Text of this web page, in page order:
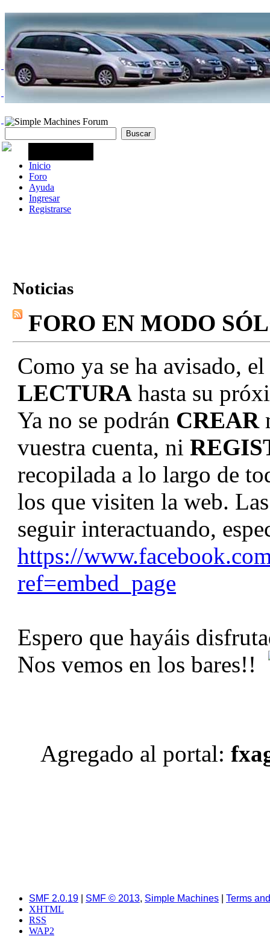
Inicio
Foro
Ayuda
Ingresar
Registrarse
Noticias
FORO EN MODO
Como ya se ha avisado,
LECTURA hasta su
Ya no se podrán CREAR
vuestra cuenta, ni
recopilada a lo largo de
los que visiten la web.
seguir interactuando,
https://
ref=embed_page
Espero que hayáis
Nos vemos en los bares!!
Agregado al portal:
SMF 2.0.19 SMF © 2013, Simple Machines
Terms
XHTML
RSS
WAP2